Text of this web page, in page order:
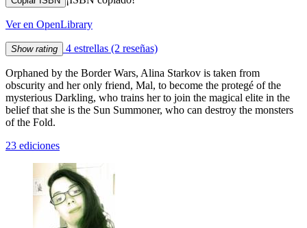
Ver en OpenLibrary
Show rating 4 estrellas (2 reseñas)
Orphaned by the Border Wars, Alina Starkov is taken from
obscurity and her only friend, Mal, to become the protegé of the
mysterious Darkling, who trains her to join the magical elite in the
belief that she is the Sun Summoner, who can destroy the monsters
of the Fold.
23 ediciones